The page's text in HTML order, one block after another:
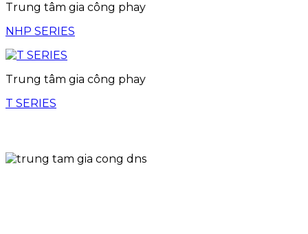
Trung tâm gia công phay
NHP SERIES
Trung tâm gia công phay
T SERIES